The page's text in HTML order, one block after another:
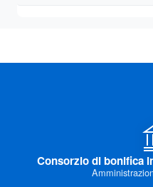
Consorzio di bonifica